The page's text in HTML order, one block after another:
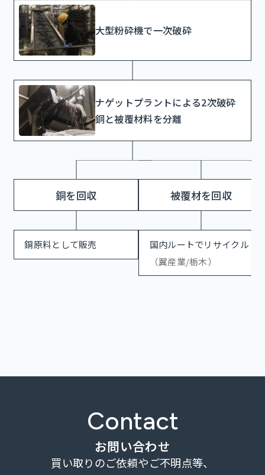
大型粉砕機で一次破砕
ナゲットプラントによる2次破砕
銅と被覆材料を分離
銅を回収
銅原料として販売
被覆材を回収
国内ルートでリサイクル
（翼産業/栃木）
Contact
お問い合わせ
買い取りのご依頼やご不明点等、